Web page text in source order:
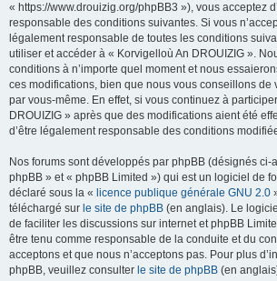
« https://www.drouizig.org/phpBB3 »), vous acceptez
responsable des conditions suivantes. Si vous
légalement responsable de toutes les conditions
utiliser et accéder à « Korvigelloù An DROUIZIG ».
conditions à n’importe quel moment et nous
ces modifications, bien que nous vous conseillons de
par vous-même. En effet, si vous continuez à
DROUIZIG » après que des modifications aient été
d’être légalement responsable des conditions
Nos forums sont développés par phpBB (désignés ci-
phpBB » et « phpBB Limited ») qui est un logiciel de
déclaré sous la « licence publique générale GNU 2.0
téléchargé sur le site de phpBB (en anglais). Le
de faciliter les discussions sur internet et phpBB
être tenu comme responsable de la conduite et du
acceptons et que nous n’acceptons pas. Pour plus
phpBB, veuillez consulter le site de phpBB (en